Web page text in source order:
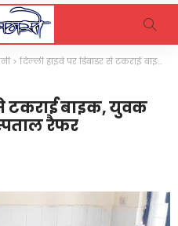
>दिल्ली हाइवे पर डिबाडर से टकराई बाइक, युवक गंभीर हालत में जिला अस्पताल रैफर
से टकराई बाइक, युवक
रैफर